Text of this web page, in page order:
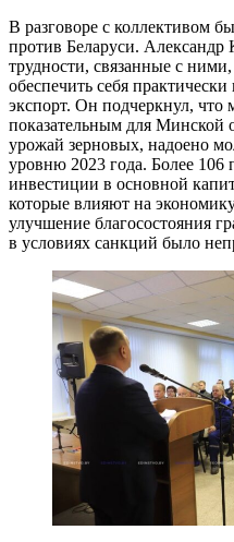
В разговоре с коллективом
против Беларуси. Александр
трудности, связанные с
обеспечить себя
экспорт. Он подчеркнул,
показательным для Минской
урожай зерновых, надоено
уровню 2023 года. Более 106
инвестиции в основной
которые влияют на
улучшение благосостояния
в условиях санкций было